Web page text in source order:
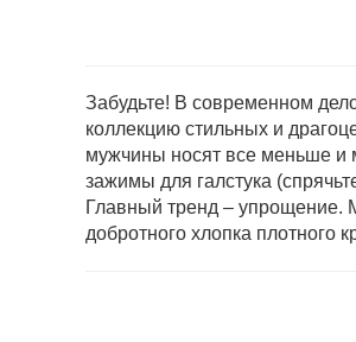
Забудьте! В современном
коллекцию стильных и
мужчи­ны носят все меньше и
зажимы для галстука
Главный тренд – упрощение.
добротного хлопка плотного